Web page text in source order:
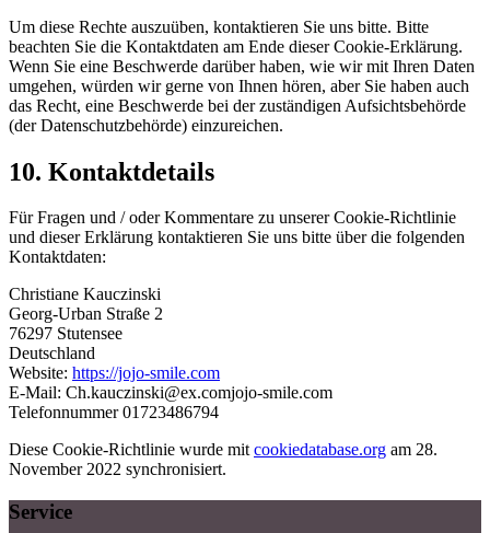
Um diese Rechte auszuüben, kontaktieren Sie uns bitte. Bitte
beachten Sie die Kontaktdaten am Ende dieser Cookie-Erklärung.
Wenn Sie eine Beschwerde darüber haben, wie wir mit Ihren Daten
umgehen, würden wir gerne von Ihnen hören, aber Sie haben auch
das Recht, eine Beschwerde bei der zuständigen Aufsichtsbehörde
(der Datenschutzbehörde) einzureichen.
10. Kontaktdetails
Für Fragen und / oder Kommentare zu unserer Cookie-Richtlinie
und dieser Erklärung kontaktieren Sie uns bitte über die folgenden
Kontaktdaten:
Christiane Kauczinski
Georg-Urban Straße 2
76297 Stutensee
Deutschland
Website: https://jojo-smile.com
E-Mail: Ch.kauczinski@ex.comjojo-smile.com
Telefonnummer 01723486794
Diese Cookie-Richtlinie wurde mitcookiedatabase.org am 28.
November 2022 synchronisiert.
Service